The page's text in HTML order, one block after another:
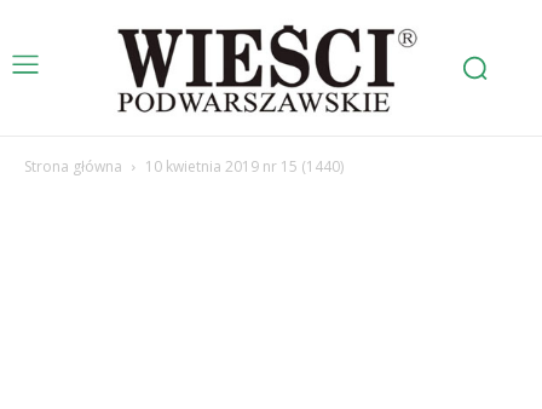
Strona główna 10 kwietnia 2019 nr 15 (1440)